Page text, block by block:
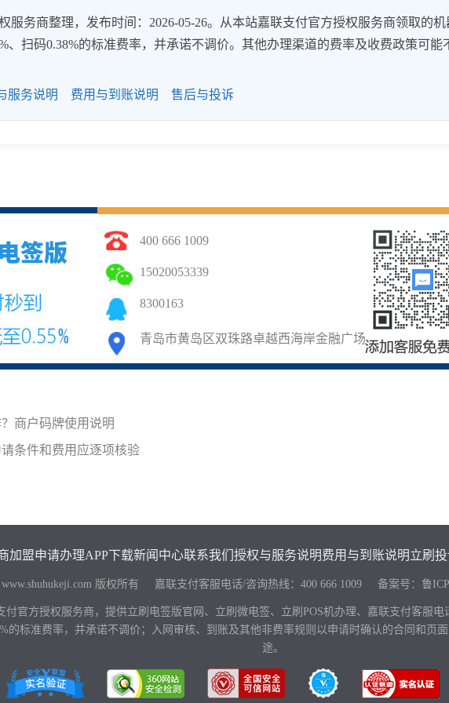
服务商整理，发布时间：2026-05-26。从本站嘉联支付官方授权服务商领取的机
、扫码0.38%的标准费率，并承诺不调价。其他办理渠道的费率及收费政策可能
服务说明 费用与到账说明 售后与投诉
400 666 1009
15020053339
8300163
青岛市黄岛区双珠路卓越西海岸金融广场
商户码牌使用说明
条件和费用应逐项核验
加盟申请办理APP下载新闻中心联系我们 授权与服务说明费用与到账说明立刷
版权所有 嘉联支付客服电话/咨询热线： 400 666 1009备案号： 鲁
付官方授权服务商，提供立刷电签版官网、立刷微电签、立刷POS机办理、嘉联支付客服
的标准费率，并承诺不调价；入网审核、到账及其他非费率规则以申请时确认的合同和页
途。